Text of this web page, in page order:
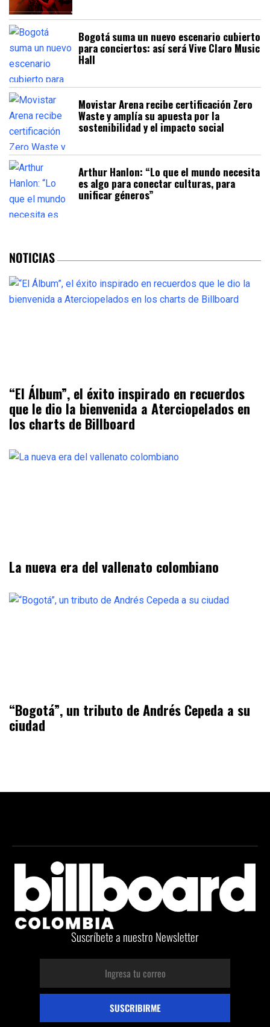
Bogotá suma un nuevo escenario cubierto
para conciertos: así será Vive Claro Music
Hall
Movistar Arena recibe certificación Zero
Waste y amplía su apuesta por la
sostenibilidad y el impacto social
Arthur Hanlon: “Lo que el mundo necesita
es algo para conectar culturas, para
unificar géneros”
NOTICIAS
“El Álbum”, el éxito inspirado en recuerdos
que le dio la bienvenida a Aterciopelados en
los charts de Billboard
La nueva era del vallenato colombiano
“Bogotá”, un tributo de Andrés Cepeda a su
ciudad
Suscríbete a nuestro Newsletter